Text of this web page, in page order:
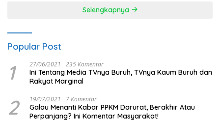
Selengkapnya
Popular Post
1 27/06/2021 235 Komentar
Ini Tentang Media TVnya Buruh, TVnya Kaum Buruh dan
Rakyat Marginal
2 19/07/2021 7 Komentar
Galau Menanti Kabar PPKM Darurat, Berakhir Atau
Perpanjang? Ini Komentar Masyarakat!